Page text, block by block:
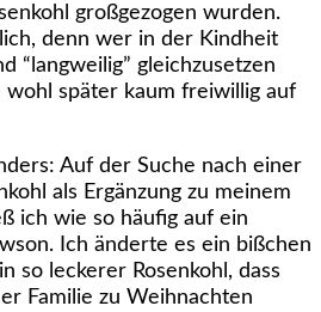
großgezogen wurden.
denn wer in der Kindheit
“langweilig” gleichzusetzen
wohl später kaum freiwillig auf
Auf der Suche nach einer
als Ergänzung zu meinem
ich wie so häufig auf ein
Ich änderte es ein bißchen
so leckerer Rosenkohl, dass
Familie zu Weihnachten